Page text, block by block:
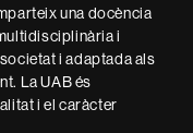
una docència
i
i adaptada als
La UAB és
i el caràcter